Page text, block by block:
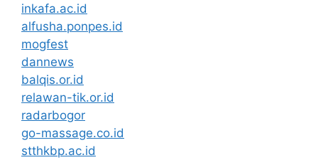
inkafa.ac.id
alfusha.ponpes.id
mogfest
dannews
balqis.or.id
relawan-tik.or.id
radarbogor
go-massage.co.id
stthkbp.ac.id